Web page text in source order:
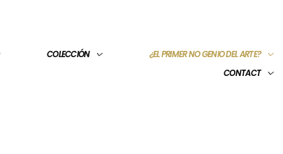
COLECCIÓN
¿EL PRIMER NO GENIO DEL ARTE?
CONTACT